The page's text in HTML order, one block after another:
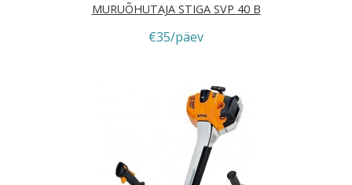
MURUÕHUTAJA STIGA SVP 40 B
€35/päev